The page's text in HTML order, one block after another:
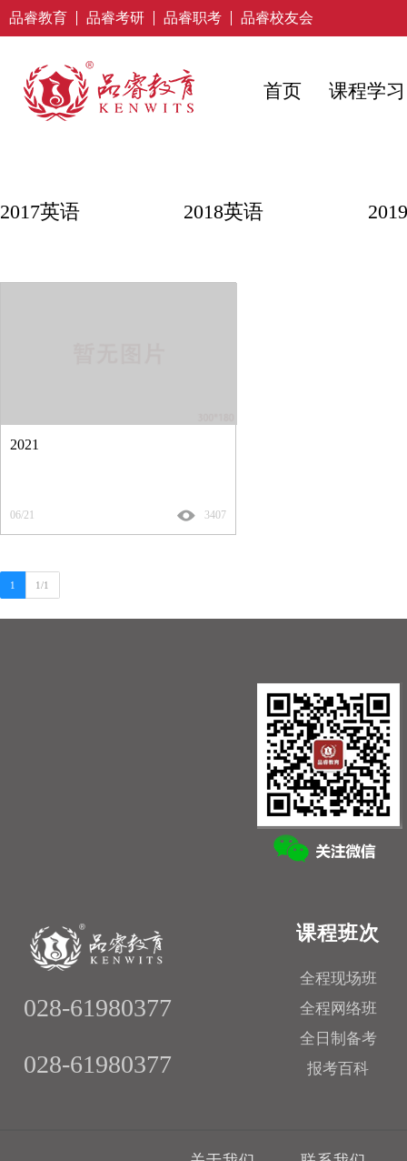
品睿教育 品睿考研 品睿职考 品睿校友会
首页 课程学习
2017英语 2018英语
2021
06/21 3407
1 1/1
028-61980377
028-61980377
课程班次
全程现场班
全程网络班
全日制备考
报考百科